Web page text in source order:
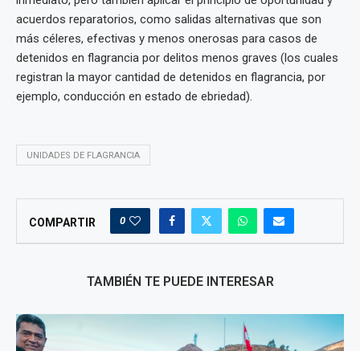
acuerdos reparatorios, como salidas alternativas que son
más céleres, efectivas y menos onerosas para casos de
detenidos en flagrancia por delitos menos graves (los cuales
registran la mayor cantidad de detenidos en flagrancia, por
ejemplo, conducción en estado de ebriedad).
UNIDADES DE FLAGRANCIA
COMPARTIR 0
TAMBIÉN TE PUEDE INTERESAR